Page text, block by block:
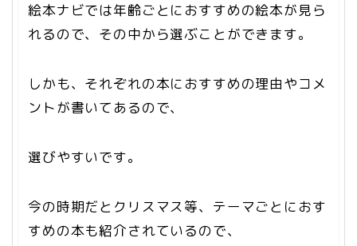
絵本ナビでは年齢ごとにおすすめの絵本が見ら
れるので、その中から選ぶことができます。
しかも、それぞれの本におすすめの理由やコメ
ントが書いてあるので、
選びやすいです。
今の時期だとクリスマス等、テーマごとにおす
すめの本も紹介されているので、